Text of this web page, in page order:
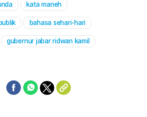
kata maneh
bahasa sehari-hari
gubernur jabar ridwan kamil